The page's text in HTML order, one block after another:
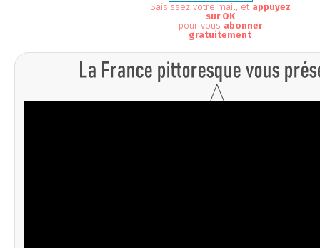
Saisissez votre mail, et appuyez
sur OK
pour vous abonner
gratuitement